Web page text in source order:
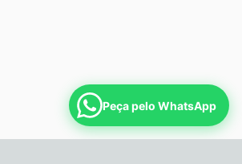
Peça pelo WhatsApp